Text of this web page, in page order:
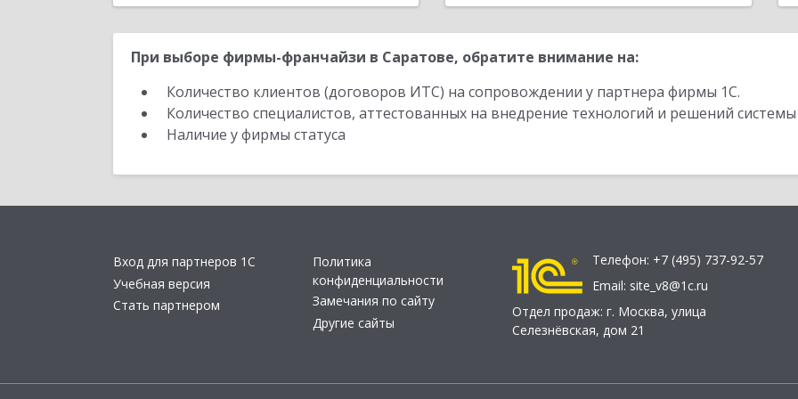
При выборе фирмы-франчайзи в Саратове, обратите внимание на:
Количество клиентов (договоров ИТС) на сопровождении у партнера фирмы 1С.
Количество специалистов, аттестованных на внедрение технологий и решений
Наличие у фирмы статуса
Вход для партнеров 1С
Учебная версия
Стать партнером
Политика
конфиденциальности
Замечания по сайту
Другие сайты
Телефон: +7 (495) 737-92-57
Email: site_v8@1c.ru
Отдел продаж: г. Москва, улица
Селезнёвская, дом 21